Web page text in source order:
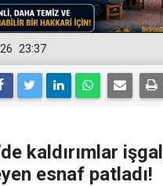
23:37
kaldırımlar
esnaf patladı!